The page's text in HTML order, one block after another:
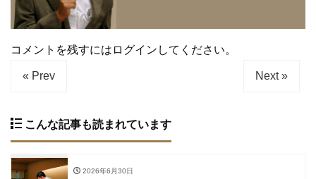
コメントを残すにはログインしてください。
« Prev Next »
こんな記事も読まれています
2026年6月30日